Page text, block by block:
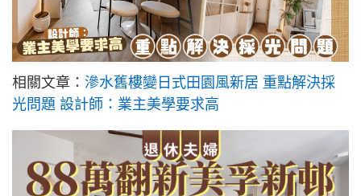
相關文章： 滲水舊樓變日式田園風新居 重點解決採
光問題 設計師：業主美學要求高